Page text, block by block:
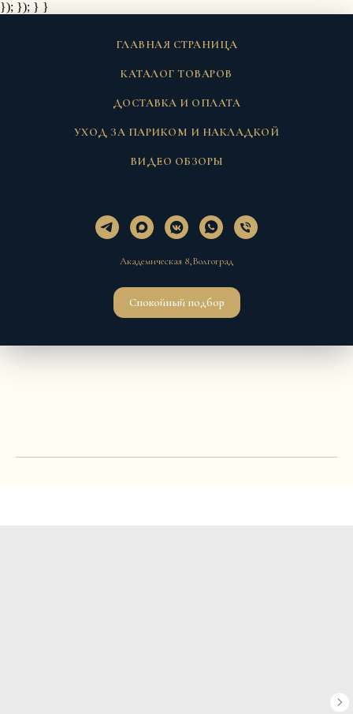
}); }); } }
ГЛАВНАЯ СТРАНИЦА
КАТАЛОГ ТОВАРОВ
ДОСТАВКА И ОПЛАТА
УХОД ЗА ПАРИКОМ И НАКЛАДКОЙ
ВИДЕО ОБЗОРЫ
Академическая 8,Волгоград
Спокойный подбор